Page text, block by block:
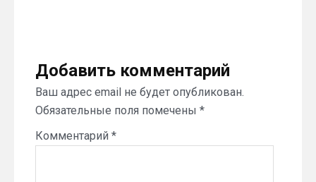
Добавить комментарий
Ваш адрес email не будет опубликован.
Обязательные поля помечены *
Комментарий *